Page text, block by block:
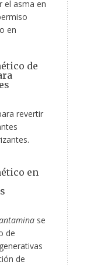
el asma en
en
de
revertir
en
se
de
de